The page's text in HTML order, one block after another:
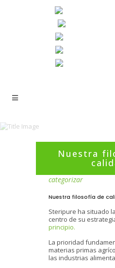
Nuestra
22 septiembre 2022
categorizar
Nuestra filosofía de
Steripure ha situado
centro de su
principio.
La prioridad
materias primas
las industrias